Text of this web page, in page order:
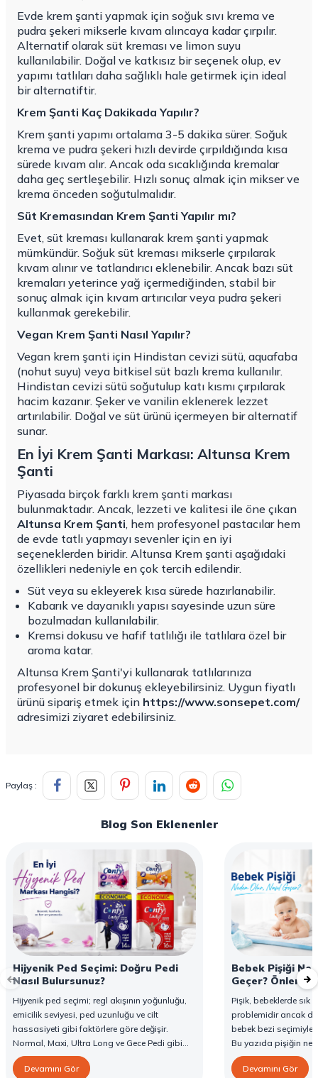
Evde krem şanti yapmak için soğuk sıvı krema ve
pudra şekeri mikserle kıvam alıncaya kadar çırpılır.
Alternatif olarak süt kreması ve limon suyu
kullanılabilir. Doğal ve katkısız bir seçenek olup, ev
yapımı tatlıları daha sağlıklı hale getirmek için ideal
bir alternatiftir.
Krem Şanti Kaç Dakikada Yapılır?
Krem şanti yapımı ortalama 3-5 dakika sürer. Soğuk
krema ve pudra şekeri hızlı devirde çırpıldığında kısa
sürede kıvam alır. Ancak oda sıcaklığında kremalar
daha geç sertleşebilir. Hızlı sonuç almak için mikser ve
krema önceden soğutulmalıdır.
Süt Kremasından Krem Şanti Yapılır mı?
Evet, süt kreması kullanarak krem şanti yapmak
mümkündür. Soğuk süt kreması mikserle çırpılarak
kıvam alınır ve tatlandırıcı eklenebilir. Ancak bazı süt
kremaları yeterince yağ içermediğinden, stabil bir
sonuç almak için kıvam artırıcılar veya pudra şekeri
kullanmak gerekebilir.
Vegan Krem Şanti Nasıl Yapılır?
Vegan krem şanti için Hindistan cevizi sütü, aquafaba
(nohut suyu) veya bitkisel süt bazlı krema kullanılır.
Hindistan cevizi sütü soğutulup katı kısmı çırpılarak
hacim kazanır. Şeker ve vanilin eklenerek lezzet
artırılabilir. Doğal ve süt ürünü içermeyen bir alternatif
sunar.
En İyi Krem Şanti Markası: Altunsa Krem
Şanti
Piyasada birçok farklı krem şanti markası
bulunmaktadır. Ancak, lezzeti ve kalitesi ile öne çıkan
Altunsa Krem Şanti, hem profesyonel pastacılar hem
de evde tatlı yapmayı sevenler için en iyi
seçeneklerden biridir. Altunsa Krem şanti aşağıdaki
özellikleri nedeniyle en çok tercih edilendir.
Süt veya su ekleyerek kısa sürede hazırlanabilir.
Kabarık ve dayanıklı yapısı sayesinde uzun süre
bozulmadan kullanılabilir.
Kremsi dokusu ve hafif tatlılığı ile tatlılara özel bir
aroma katar.
Altunsa Krem Şanti'yi kullanarak tatlılarınıza
profesyonel bir dokunuş ekleyebilirsiniz. Uygun fiyatlı
ürünü sipariş etmek için https://www.sonsepet.com/
adresimizi ziyaret edebilirsiniz.
Paylaş :
Blog Son Eklenenler
Hijyenik Ped Seçimi: Doğru Pedi
Nasıl Bulursunuz?
Hijyenik ped seçimi; regl akışının yoğunluğu,
emicilik seviyesi, ped uzunluğu ve cilt
hassasiyeti gibi faktörlere göre değişir.
Normal, Maxi, Ultra Long ve Gece Pedi gibi
farklı seçenekler, farklı ihtiyaçlara yönelik
koruma sunar. Doğru ped seçimi gün boyu
Devamını Gör
Bebek Pişiği
Geçer? Önleme
Pişik, bebeklerde sık
problemidir ancak
bebek bezi seçimiyle
Bu yazıda pişiğin
yöntemlerini ve
karşı destekleyici
Devamını Gör